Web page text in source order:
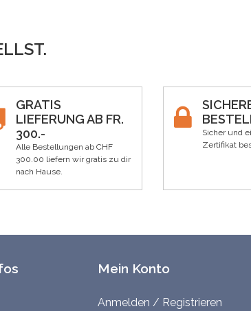
GRATIS
LIEFERUNG AB FR.
300.-
Alle Bestellungen ab CHF
300.00 liefern wir gratis zu dir
nach Hause.
Sicher und
Zertifikat
Mein Konto
Anmelden / Registrieren